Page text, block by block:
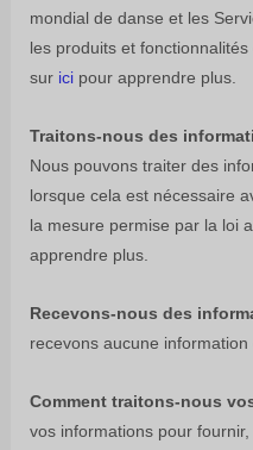
mondial de danse et les
les produits et
sur ici pour apprendre plus.
Traitons-nous des
Nous pouvons traiter des
lorsque cela est nécessaire
la mesure permise par la loi
apprendre plus.
Recevons-nous des
recevons aucune information
Comment traitons-nous
vos informations pour